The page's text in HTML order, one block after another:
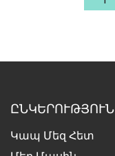
ԸՆԿԵՐՈՒԹՅՈՒՆ
Կապ Մեզ Հետ